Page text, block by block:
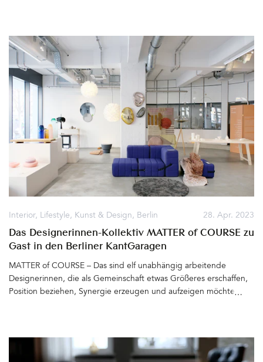
österreichischen Designers David Pompa sehen.Die Installation
mit den deckenhohen, hellroten Regalwänden, gefüllt mit
Ordnern und Steinexponaten und die neue Leuchten-Kollektion
des Designstudios sollen besonders sehenswert sein. Schließlich
finden wir das Gebäude, in dem mehrere Designer ihre Werke
zeigen, und möchten eintreten. Zwei Security Guards verwehren
uns den Zutritt. »It's closed«. Wir sind wohl ein paar Minuten zu
spät und wahnsinnig enttäuscht. Plötzlich spricht uns ein junger
Mann an und sagt, er würde uns gerne mit hinein nehmen. Wohin
genau wir denn wollten? »Zu David Pompa«, sagen wir wie aus
einem Mund. »I am David Pompa. Nice meeting you. Please
follow me«&hellip
28. Apr. 2023
Interior, Lifestyle, Kunst & Design, Berlin
Das Designerinnen-Kollektiv MATTER of COURSE zu
Gast in den Berliner KantGaragen
MATTER of COURSE – Das sind elf unabhängig arbeitende
Designerinnen, die als Gemeinschaft etwas Größeres erschaffen,
Position beziehen, Synergie erzeugen und aufzeigen möchten,
in der Coronakrise, gründen die kreativen Frauen in Berlin ein
Kollektiv, das sich als Schnittmenge aus Design, Kunst und